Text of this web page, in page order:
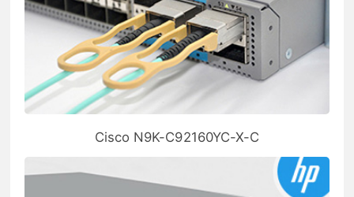
Cisco N9K-C92160YC-X-C